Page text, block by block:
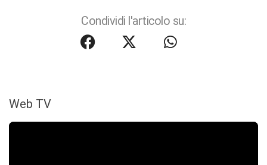
Condividi l'articolo su:
Web TV